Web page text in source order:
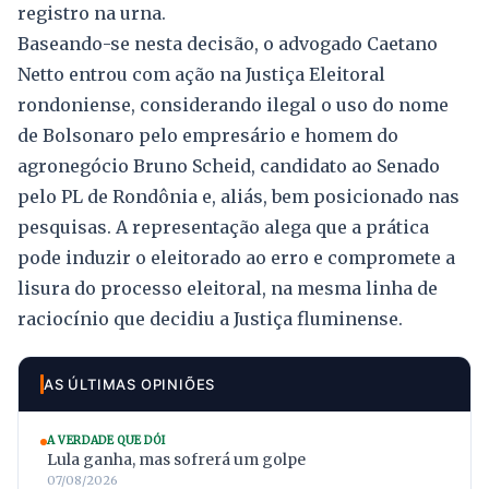
registro na urna.
Baseando-se nesta decisão, o advogado Caetano
Netto entrou com ação na Justiça Eleitoral
rondoniense, considerando ilegal o uso do nome
de Bolsonaro pelo empresário e homem do
agronegócio Bruno Scheid, candidato ao Senado
pelo PL de Rondônia e, aliás, bem posicionado nas
pesquisas. A representação alega que a prática
pode induzir o eleitorado ao erro e compromete a
lisura do processo eleitoral, na mesma linha de
raciocínio que decidiu a Justiça fluminense.
AS ÚLTIMAS OPINIÕES
A VERDADE QUE DÓI
Lula ganha, mas sofrerá um golpe
07/08/2026